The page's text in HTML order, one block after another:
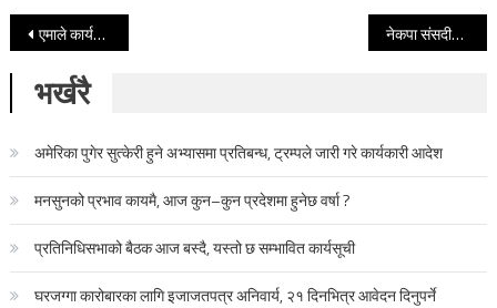
Post navigation
एमाले कार्यकर्ता र्‍यालीसहित विरोध पत्र बुझाउन ललितपुर सीडीओ कार्यालयमा नेकपा संसदीय दलको नेतामा प्रचण्ड सर्वसम्मत चयन
भर्खरै
अमेरिका पुगेर सुत्केरी हुने अभ्यासमा प्रतिबन्ध, ट्रम्पले जारी गरे कार्यकारी आदेश
मनसुनको प्रभाव कायमै, आज कुन–कुन प्रदेशमा हुनेछ वर्षा ?
प्रतिनिधिसभाको बैठक आज बस्दै, यस्तो छ सम्भावित कार्यसूची
घरजग्गा कारोबारका लागि इजाजतपत्र अनिवार्य, २१ दिनभित्र आवेदन दिनुपर्ने